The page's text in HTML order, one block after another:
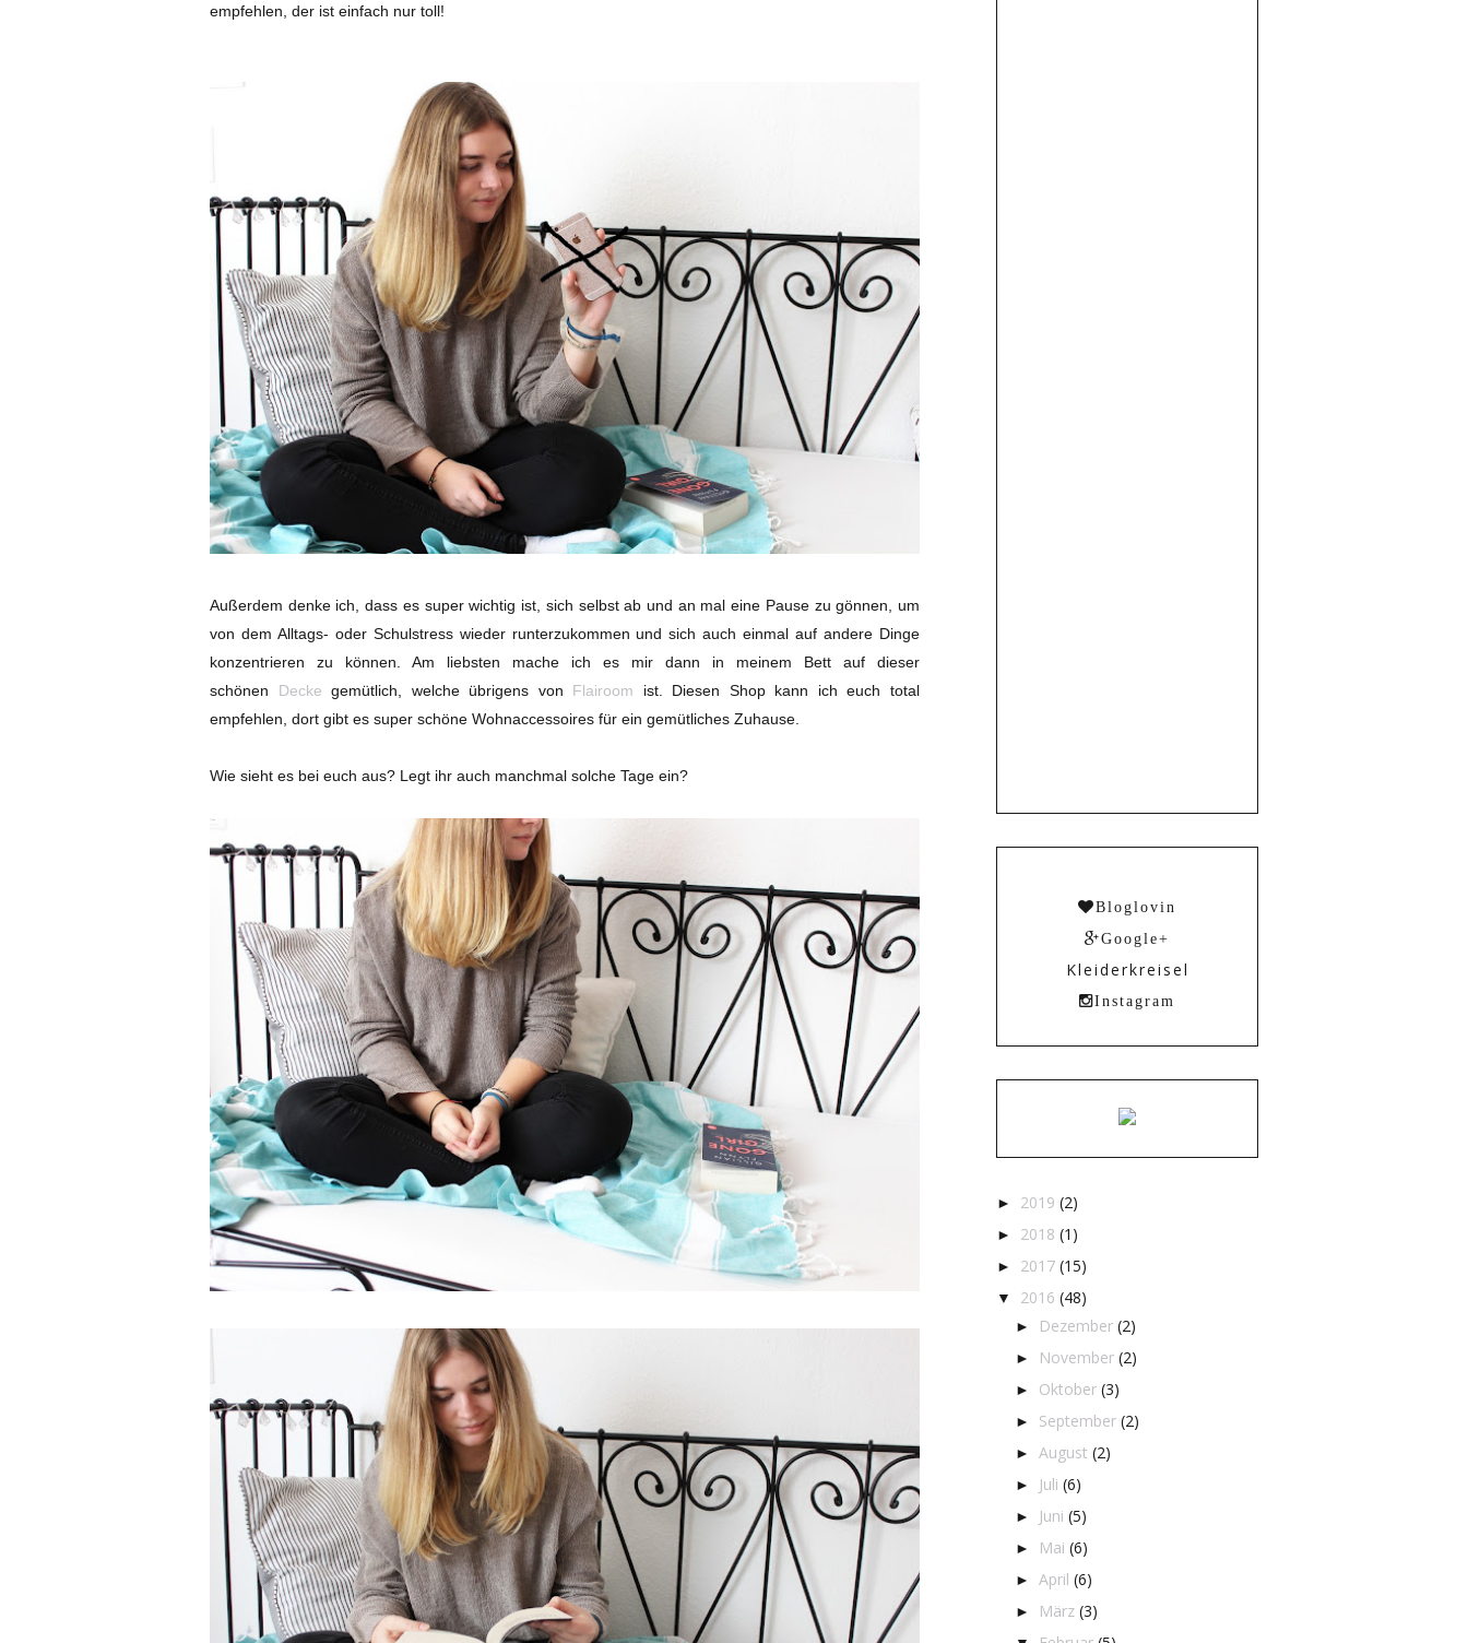
empfehlen, der ist einfach nur toll!
Außerdem denke ich, dass es super wichtig ist, sich selbst ab und an mal eine Pause zu gönnen, um
von dem Alltags- oder Schulstress wieder runterzukommen und sich auch einmal auf andere Dinge
konzentrieren zu können. Am liebsten mache ich es mir dann in meinem Bett auf dieser
schönen Decke gemütlich, welche übrigens von Flairoom ist. Diesen Shop kann ich euch total
empfehlen, dort gibt es super schöne Wohnaccessoires für ein gemütliches Zuhause.
Wie sieht es bei euch aus? Legt ihr auch manchmal solche Tage ein?
Bloglovin
Google+
Kleiderkreisel
Instagram
► 2019 (2)
► 2018 (1)
► 2017 (15)
▼ 2016 (48)
► Dezember (2)
► November (2)
► Oktober (3)
► September (2)
► August (2)
► Juli (6)
► Juni (5)
► Mai (6)
► April (6)
► März (3)